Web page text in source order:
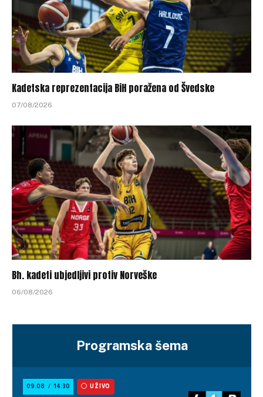
Kadetska reprezentacija BiH poražena od Švedske
07/08/2026
Bh. kadeti ubjedljivi protiv Norveške
06/08/2026
Programska šema